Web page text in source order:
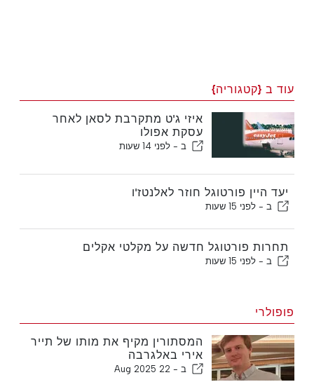
עוד ב {קטגוריה}
איזי ג'ט מתקרבת לסאן לאחר
עסקת אפולו
ב - לפני 14 שעות
יעד היין פורטוגל חוזר לאלנטז'ו
ב - לפני 15 שעות
תחרות פורטוגל חדשה על מקלטי אקלים
ב - לפני 15 שעות
פופולרי
המסתורין מקיף את מותו של תייר
אירי באלגרבה
ב - 22 Aug 2025